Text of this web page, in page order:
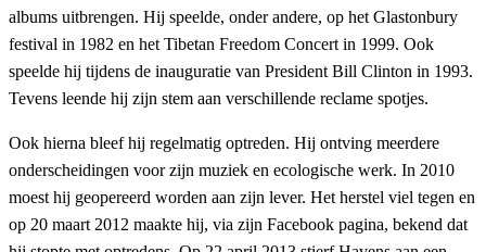
albums uitbrengen. Hij speelde, onder andere, op het Glastonbury
festival in 1982 en het Tibetan Freedom Concert in 1999. Ook
speelde hij tijdens de inauguratie van President Bill Clinton in 1993.
Tevens leende hij zijn stem aan verschillende reclame spotjes.
Ook hierna bleef hij regelmatig optreden. Hij ontving meerdere
onderscheidingen voor zijn muziek en ecologische werk. In 2010
moest hij geopereerd worden aan zijn lever. Het herstel viel tegen en
op 20 maart 2012 maakte hij, via zijn Facebook pagina, bekend dat